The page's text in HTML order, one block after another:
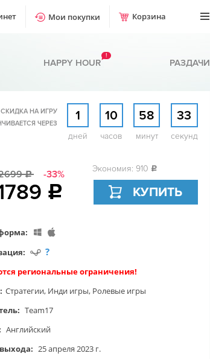
Мои покупки Корзина
HAPPY HOUR
!
РАЗДАЧИ
СКИДКА НА ИГРУ
ЧЕРЕЗ
1
дней
10
часов
58
минут
32
секунд
c -33%
c
Экономия: 910 c
КУПИТЬ
?
региональные ограничения!
Стратегии, Инди игры, Ролевые игры
Team17
Английский
25 апреля 2023 г.